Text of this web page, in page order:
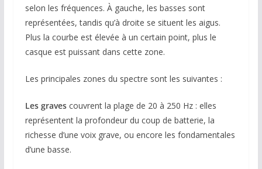
selon les fréquences. À gauche, les basses sont
représentées, tandis qu’à droite se situent les aigus.
Plus la courbe est élevée à un certain point, plus le
casque est puissant dans cette zone.
Les principales zones du spectre sont les suivantes :
Les gravescouvrent la plage de 20 à 250 Hz : elles
représentent la profondeur du coup de batterie, la
richesse d’une voix grave, ou encore les fondamentales
d’une basse.